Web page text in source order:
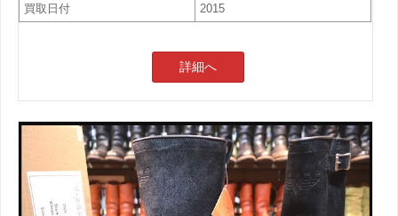
買取日付
2015
詳細へ